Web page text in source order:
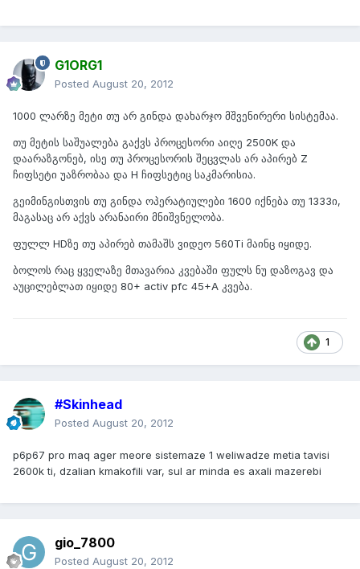
G1ORG1
Posted August 20, 2012
1000 ლარზე მეტი თუ არ გინდა დახარჯო მშვენირერი სისტემაა.
თუ მეტის საშუალება გაქვს პროცესორი აიღე 2500K და
დაარაზგონებ, ისე თუ პროცესორის შეცვლას არ აპირებ Z
ჩიფსეტი უაზრობაა და H ჩიფსეტიც საკმარისია.
გეიმინგისთვის თუ გინდა ოპერატიულები 1600 იქნება თუ 1333ი,
მაგასაც არ აქვს არანაირი მნიშვნელობა.
ფულლ HDზე თუ აპირებ თამაშს ვიდეო 560Ti მაინც იყიდე.
ბოლოს რაც ყველაზე მთავარია კვებაში ფულს ნუ დაზოგავ და
აუცილებლათ იყიდე 80+ activ pfc 45+A კვება.
1
#Skinhead
Posted August 20, 2012
p6p67 pro maq ager meore sistemaze 1 weliwadze metia tavisi
2600k ti, dzalian kmakofili var, sul ar minda es axali mazerebi
gio_7800
Posted August 20, 2012